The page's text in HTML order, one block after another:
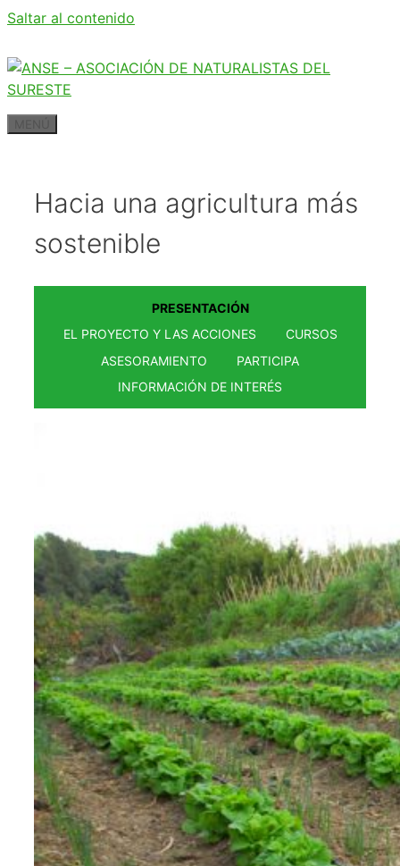
Saltar al contenido
Hacia una agricultura más
sostenible
PRESENTACIÓN
EL PROYECTO Y LAS ACCIONES
CURSOS
ASESORAMIENTO
PARTICIPA
INFORMACIÓN DE INTERÉS